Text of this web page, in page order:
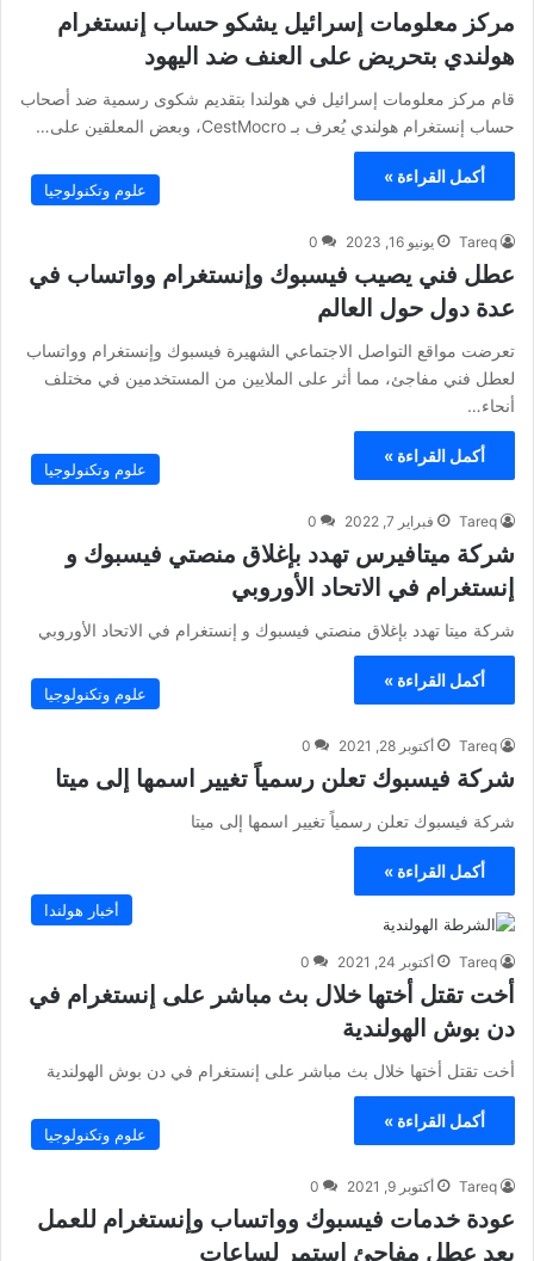
مركز معلومات إسرائيل يشكو حساب إنستغرام
هولندي بتحريض على العنف ضد اليهود
قام مركز معلومات إسرائيل في هولندا بتقديم شكوى رسمية ضد أصحاب
حساب إنستغرام هولندي يُعرف بـ CestMocro، وبعض المعلقين على…
أكمل القراءة »
علوم وتكنولوجيا
Tareq يونيو 16, 2023 0
عطل فني يصيب فيسبوك وإنستغرام وواتساب في
عدة دول حول العالم
تعرضت مواقع التواصل الاجتماعي الشهيرة فيسبوك وإنستغرام وواتساب
لعطل فني مفاجئ، مما أثر على الملايين من المستخدمين في مختلف
أنحاء…
أكمل القراءة »
علوم وتكنولوجيا
Tareq فبراير 7, 2022 0
شركة ميتافيرس تهدد بإغلاق منصتي فيسبوك و
إنستغرام في الاتحاد الأوروبي
شركة ميتا تهدد بإغلاق منصتي فيسبوك و إنستغرام في الاتحاد الأوروبي
أكمل القراءة »
علوم وتكنولوجيا
Tareq أكتوبر 28, 2021 0
شركة فيسبوك تعلن رسمياً تغيير اسمها إلى ميتا
شركة فيسبوك تعلن رسمياً تغيير اسمها إلى ميتا
أكمل القراءة »
أخبار هولندا
Tareq أكتوبر 24, 2021 0
أخت تقتل أختها خلال بث مباشر على إنستغرام في
دن بوش الهولندية
أخت تقتل أختها خلال بث مباشر على إنستغرام في دن بوش الهولندية
أكمل القراءة »
علوم وتكنولوجيا
Tareq أكتوبر 9, 2021 0
عودة خدمات فيسبوك وواتساب وإنستغرام للعمل
بعد عطل مفاجئ استمر لساعات